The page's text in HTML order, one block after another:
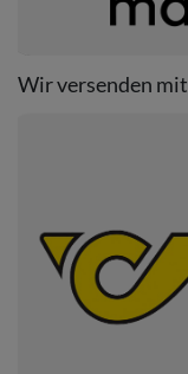
Wir versenden mit